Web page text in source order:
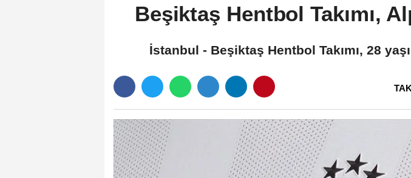
Beşiktaş Hentbol Takımı,
İstanbul - Beşiktaş Hentbol Takımı, 28